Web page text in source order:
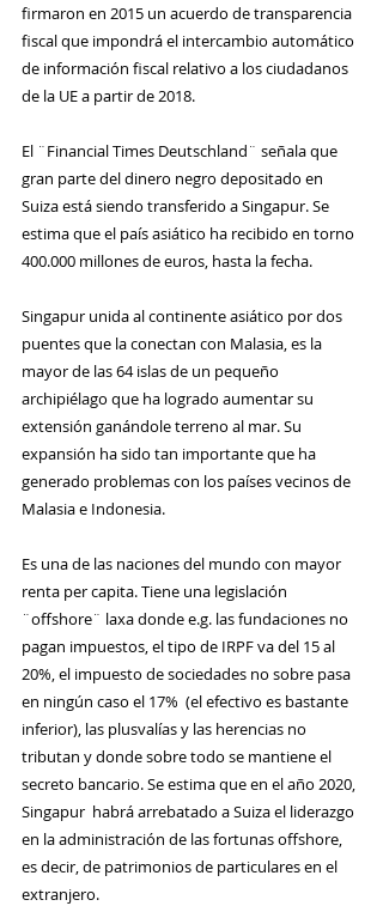
firmaron en 2015 un acuerdo de transparencia
fiscal que impondrá el intercambio automático
de información fiscal relativo a los ciudadanos
de la UE a partir de 2018.
El ¨Financial Times Deutschland¨ señala que
gran parte del dinero negro depositado en
Suiza está siendo transferido a Singapur. Se
estima que el país asiático ha recibido en torno
400.000 millones de euros, hasta la fecha.
Singapur unida al continente asiático por dos
puentes que la conectan con Malasia, es la
mayor de las 64 islas de un pequeño
archipiélago que ha logrado aumentar su
extensión ganándole terreno al mar. Su
expansión ha sido tan importante que ha
generado problemas con los países vecinos de
Malasia e Indonesia.
Es una de las naciones del mundo con mayor
renta per capita. Tiene una legislación
¨offshore¨ laxa donde e.g. las fundaciones no
pagan impuestos, el tipo de IRPF va del 15 al
20%, el impuesto de sociedades no sobre pasa
en ningún caso el 17%  (el efectivo es bastante
inferior), las plusvalías y las herencias no
tributan y donde sobre todo se mantiene el
secreto bancario. Se estima que en el año 2020,
Singapur  habrá arrebatado a Suiza el liderazgo
en la administración de las fortunas offshore,
es decir, de patrimonios de particulares en el
extranjero.